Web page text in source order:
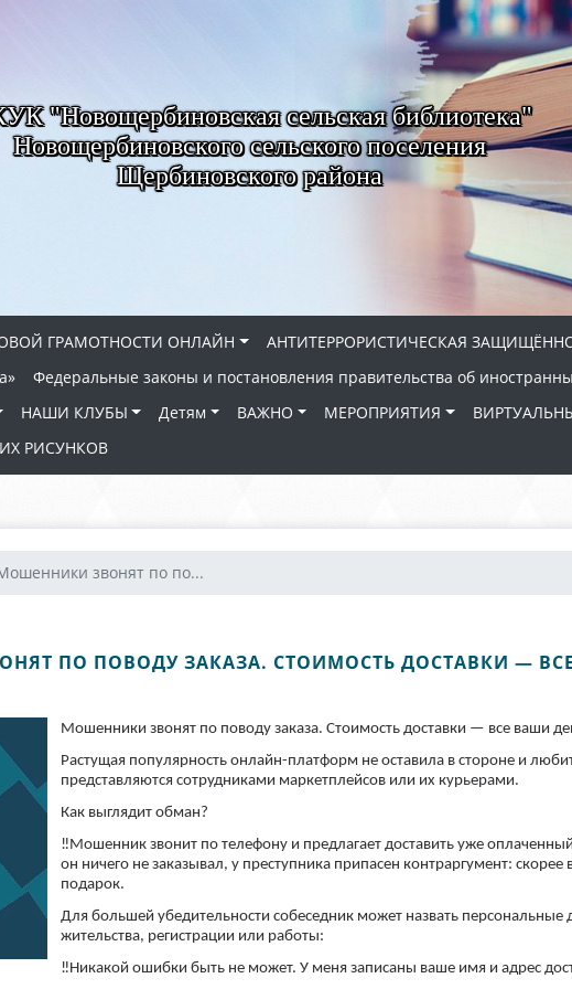
"Новощербиновская сельская библиотека"
Новощербиновского сельского поселения
Щербиновского района
ГРАМОТНОСТИ ОНЛАЙН
АНТИТЕРРОРИСТИЧЕСКАЯ
Федеральные законы и постановления правительства об
НАШИ КЛУБЫ Детям ВАЖНО МЕРОПРИЯТИЯ
РИСУНКОВ
звонят по по...
ПО ПОВОДУ ЗАКАЗА. СТОИМОСТЬ ДОСТАВКИ —
Мошенники звонят по поводу заказа. Стоимость доставки — все ваши
Растущая популярность онлайн-платформ не оставила в стороне и
представляются сотрудниками маркетплейсов или их курьерами.
Как выглядит обман?
‼️Мошенник звонит по телефону и предлагает доставить уже
он ничего не заказывал, у преступника припасен контраргумент: скорее
подарок.
Для большей убедительности собеседник может назвать
жительства, регистрации или работы:
‼️Никакой ошибки быть не может. У меня записаны ваше имя и адрес